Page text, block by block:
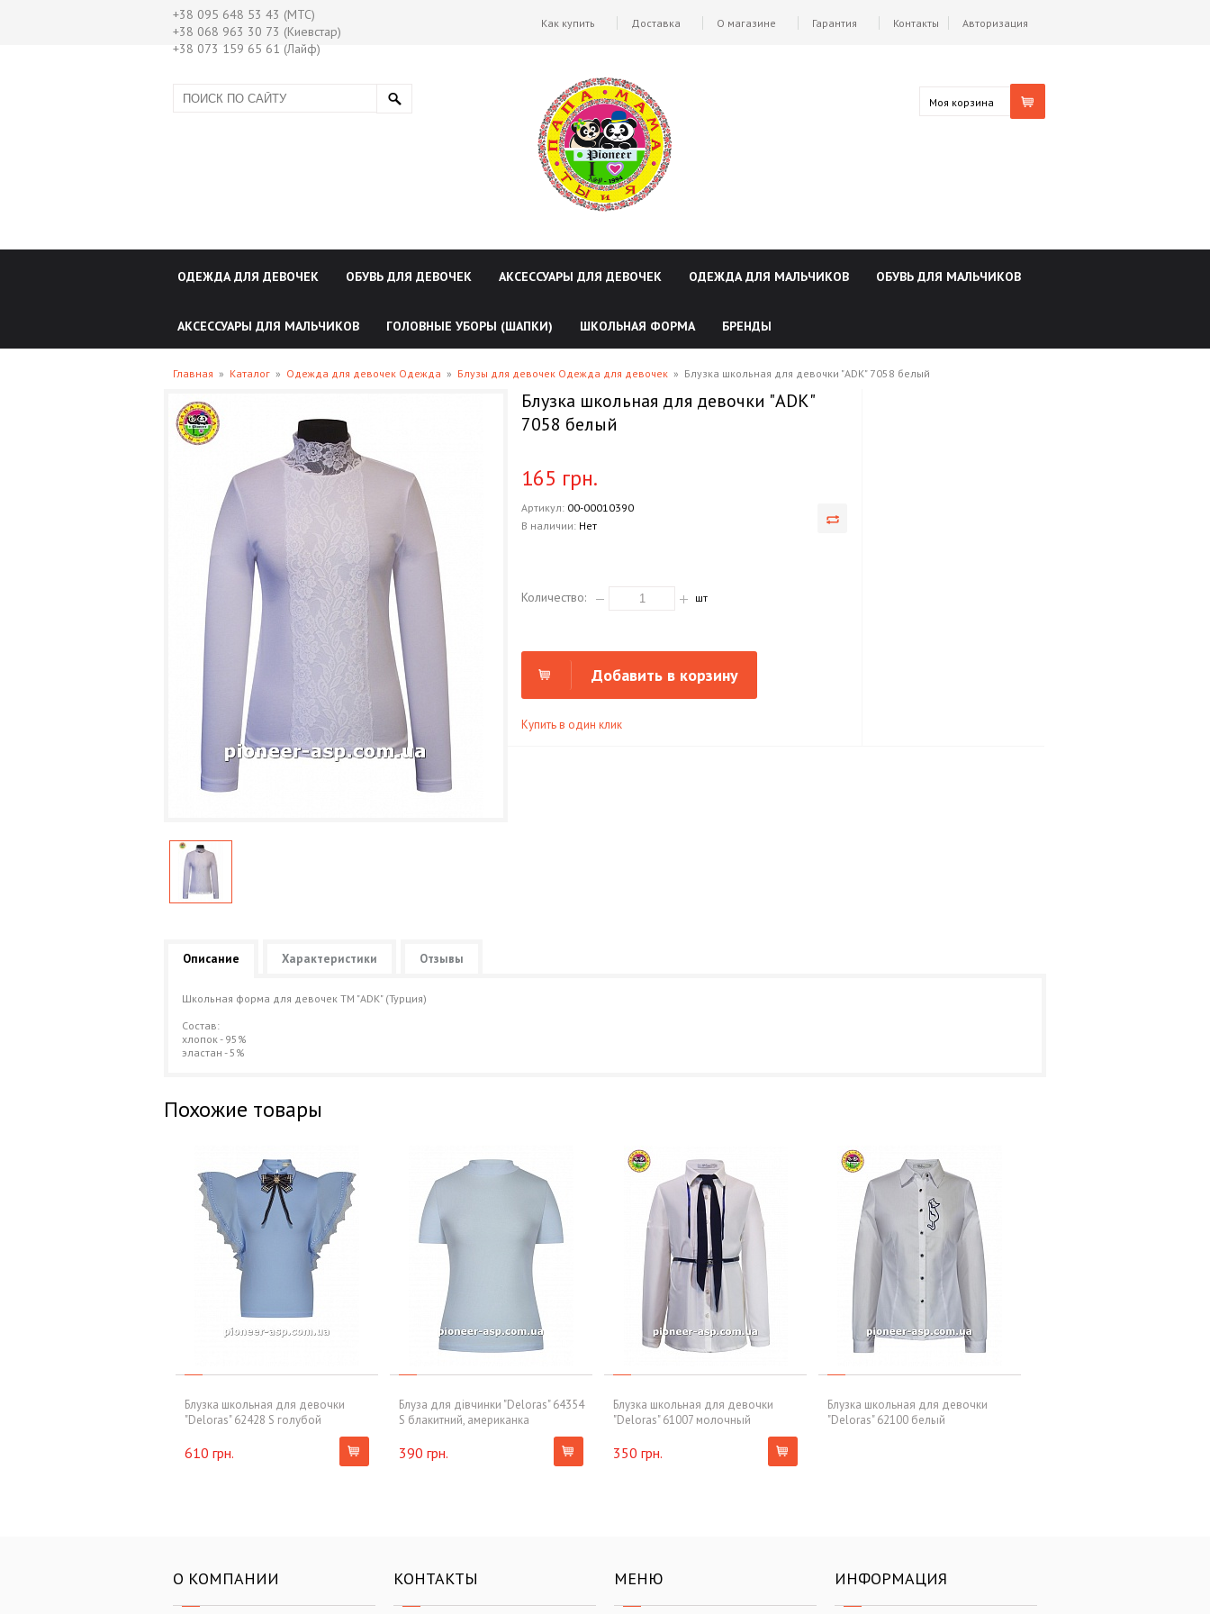
+38 095 648 53 43 (МТС)
+38 068 963 30 73 (Киевстар)
+38 073 159 65 61 (Лайф)
Авторизация
Как купить Доставка О магазине Гарантия Контакты
Моя корзина
ОДЕЖДА ДЛЯ ДЕВОЧЕК ОБУВЬ ДЛЯ ДЕВОЧЕК АКСЕССУАРЫ ДЛЯ ДЕВОЧЕК ОДЕЖДА ДЛЯ МАЛЬЧИКОВ ОБУВЬ ДЛЯ МАЛЬЧИКОВ
АКСЕССУАРЫ ДЛЯ МАЛЬЧИКОВ ГОЛОВНЫЕ УБОРЫ (ШАПКИ) ШКОЛЬНАЯ ФОРМА БРЕНДЫ
Главная » Каталог » Одежда для девочек Одежда » Блузы для девочек Одежда для девочек » Блузка школьная для девочки "ADK" 7058 белый
Блузка школьная для девочки "ADK"
7058 белый
165 грн.
Артикул: 00-00010390
В наличии: Нет
Количество: шт
Добавить в корзину
Купить в один клик
Описание Характеристики Отзывы
Школьная форма для девочек ТМ "ADK" (Турция)
Состав:
хлопок - 95%
эластан - 5%
Похожие товары
Блузка школьная для девочки
"Deloras" 62428 S голубой
610 грн.
Блуза для дівчинки "Deloras" 64354
S блакитний, американка
390 грн.
Блузка школьная для девочки
"Deloras" 61007 молочный
350 грн.
Блузка школьная для девочки
"Deloras" 62100 белый
О КОМПАНИИ КОНТАКТЫ МЕНЮ ИНФОРМАЦИЯ